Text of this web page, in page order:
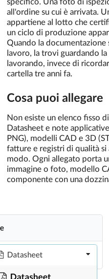
specifico. Una foto di
all'ordine su cui è arrivata.
appartiene al lotto che
un ciclo di produzione
Quando la documentazione
lavoro, la trovi guardando la
lavorando, invece di
cartella tre anni fa.
Cosa puoi allegare
Non esiste un elenco fisso
Datasheet e note
PNG), modelli CAD e 3D
fatture e registri di qualità si
modo. Ogni allegato porta
immagine o foto, modello
componente con una